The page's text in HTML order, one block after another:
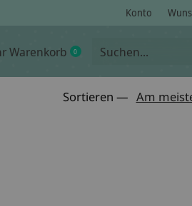
Konto
Warenkorb 0items
Sortieren — Am